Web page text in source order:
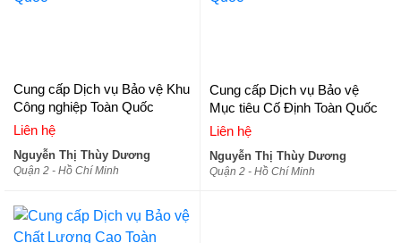
Cung cấp Dịch vụ Bảo vệ Khu
Công nghiệp Toàn Quốc
Liên hệ
Nguyễn Thị Thùy Dương
Quận 2 - Hồ Chí Minh
Cung cấp Dịch vụ Bảo vệ
Mục tiêu Cố Định Toàn Quốc
Liên hệ
Nguyễn Thị Thùy Dương
Quận 2 - Hồ Chí Minh